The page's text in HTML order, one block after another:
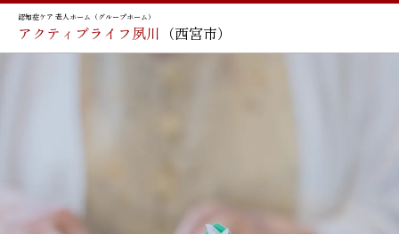
認知症ケア 老人ホーム（グループホーム）
アクティブライフ夙川 （西宮市）